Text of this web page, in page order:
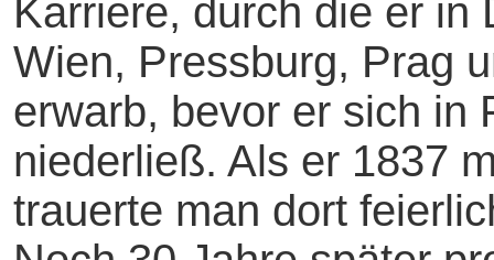
Karriere, durch die er in
Wien, Pressburg, Prag
erwarb, bevor er sich in
niederließ. Als er 1837
trauerte man dort